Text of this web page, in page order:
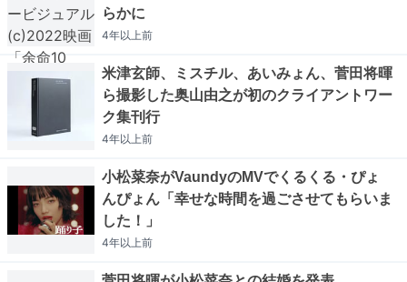
らかに
4年以上前
米津玄師、ミスチル、あいみょん、菅田将暉
ら撮影した奥山由之が初のクライアントワー
ク集刊行
4年以上前
小松菜奈がVaundyのMVでくるくる・ぴょ
んぴょん「幸せな時間を過ごさせてもらいま
した！」
4年以上前